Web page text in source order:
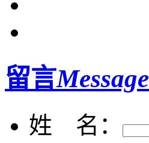
留言Message
姓 名：